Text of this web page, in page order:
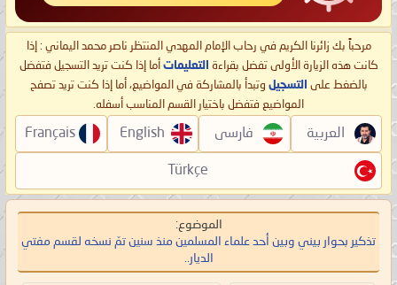
مرحباً بك زائرنا الكريم في رحاب الإمام المهدي المنتظر ناصر محمد اليماني : إذا
كانت هذه الزيارة الأولى تفضل بقراءة التعليمات أما إذا كنت تريد التسجيل فتفضل
بالضغط على التسجيل وتبدأ بالمشاركة في المواضيع، أما إذا كنت تريد تصفح
المواضيع فتفضل باختيار القسم المناسب أسفله.
العربية فارسی English
Français
Türkçe
الموضوع:
تذكير بحوار بيني وبين أحد علماء المسلمين منذ سنين تمّ نسخه لقسم مفتي
الديار..